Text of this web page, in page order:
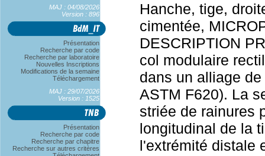
MAJ : 04/08/2026
Version : 896
Présentation
Recherche par code
Recherche par laboratoire
Nouvelles Inscriptions
Modifications de la semaine
Téléchargement
MAJ : 29/07/2026
Version : 1525
Présentation
Recherche par code
Recherche par chapitre
Recherche sur autres critères
Hanche, tige,
cimentée,
DESCRIPTION
col modulaire
dans un alliage
ASTM F620). La
striée de rainures
longitudinal de la
l'extrémité distale